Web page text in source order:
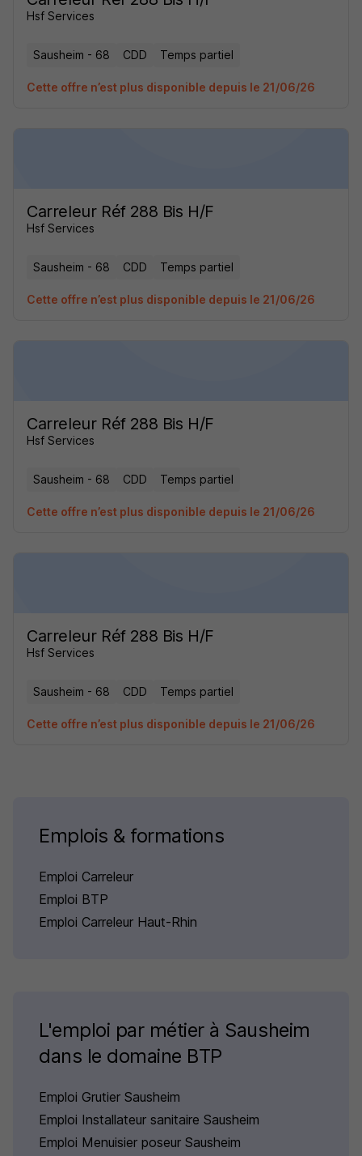
Hsf Services
Sausheim - 68 CDD Temps partiel
Cette offre n’est plus disponible depuis le 21/06/26
Carreleur Réf 288 Bis H/F
Hsf Services
Sausheim - 68 CDD Temps partiel
Cette offre n’est plus disponible depuis le 21/06/26
Carreleur Réf 288 Bis H/F
Hsf Services
Sausheim - 68 CDD Temps partiel
Cette offre n’est plus disponible depuis le 21/06/26
Carreleur Réf 288 Bis H/F
Hsf Services
Sausheim - 68 CDD Temps partiel
Cette offre n’est plus disponible depuis le 21/06/26
Emplois & formations
Emploi Carreleur
Emploi BTP
Emploi Carreleur Haut-Rhin
L'emploi par métier à Sausheim
dans le domaine BTP
Emploi Grutier Sausheim
Emploi Installateur sanitaire Sausheim
Emploi Menuisier poseur Sausheim